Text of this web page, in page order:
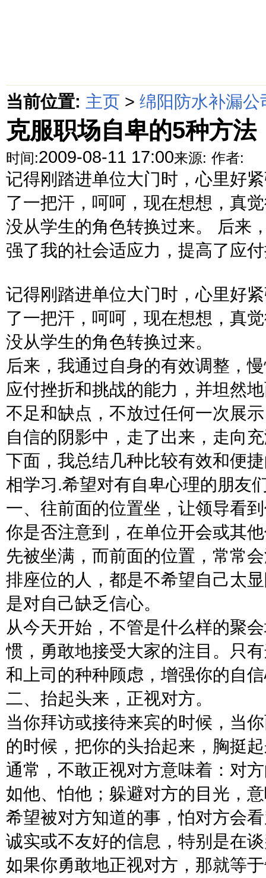
当前位置: 主页 > 绵阳防水补漏公
克服职场自卑的5种方法
时间:2009-08-11 17:00来源: 作者:
记得刚踏进单位大门时，心里好
了一把汗，呵呵，现在想想，真
没从学生的角色转换过来。 后来
强了我的社会适应力，提高了应
记得刚踏进单位大门时，心里好
了一把汗，呵呵，现在想想，真
没从学生的角色转换过来。
后来，我通过自身的有效调整，
应付挫折和挑战的能力，并坦然
不足和缺点，不放过任何一次展
自信的阴影中，走了出来，走向
下面，我总结几种比较有效和便
相学习.希望对有自卑心理的朋友
一、往前面的位置坐，让领导看
你是否注意到，在单位开会或其
先被坐满，而前面的位置，常常
排座位的人，都是不希望自己太
是对自己缺乏信心。
从今天开始，不管是什么样的聚
惯，勇敢地接受大家的注目。只
和上司的种种顾虑，增强你的自
二、抬起头来，正视对方。
当你拜访或接待来宾的时候，当
的时候，把你的头抬起来，胸挺
通常，不敢正视对方意味着：对
如他、怕他；躲避对方的目光，
希望被对方知道的事，怕对方会
诚实或不友好的信息，特别是在
如果你勇敢地正视对方，那就等